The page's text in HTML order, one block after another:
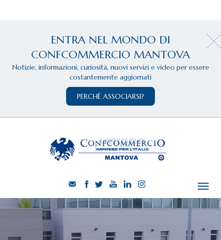
ENTRA NEL MONDO DI
CONFCOMMERCIO MANTOVA
Notizie, informazioni, curiosità, nuovi servizi e video per essere
costantemente aggiornati
PERCHÈ ASSOCIARSI?
CHI SIAMO